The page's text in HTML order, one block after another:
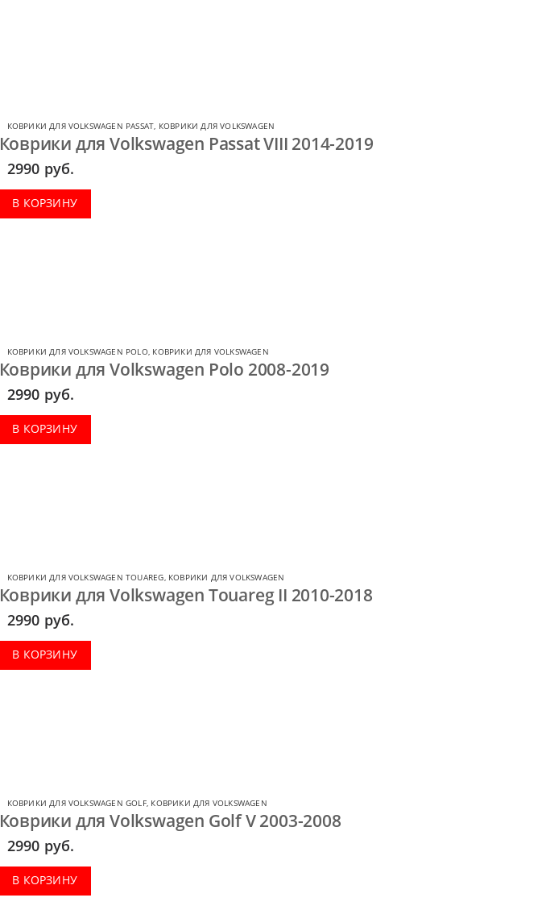
КОВРИКИ ДЛЯ VOLKSWAGEN PASSAT, КОВРИКИ ДЛЯ VOLKSWAGEN
Коврики для Volkswagen Passat VIII 2014-2019
2990 руб.
В КОРЗИНУ
КОВРИКИ ДЛЯ VOLKSWAGEN POLO, КОВРИКИ ДЛЯ VOLKSWAGEN
Коврики для Volkswagen Polo 2008-2019
2990 руб.
В КОРЗИНУ
КОВРИКИ ДЛЯ VOLKSWAGEN TOUAREG, КОВРИКИ ДЛЯ VOLKSWAGEN
Коврики для Volkswagen Touareg II 2010-2018
2990 руб.
В КОРЗИНУ
КОВРИКИ ДЛЯ VOLKSWAGEN GOLF, КОВРИКИ ДЛЯ VOLKSWAGEN
Коврики для Volkswagen Golf V 2003-2008
2990 руб.
В КОРЗИНУ